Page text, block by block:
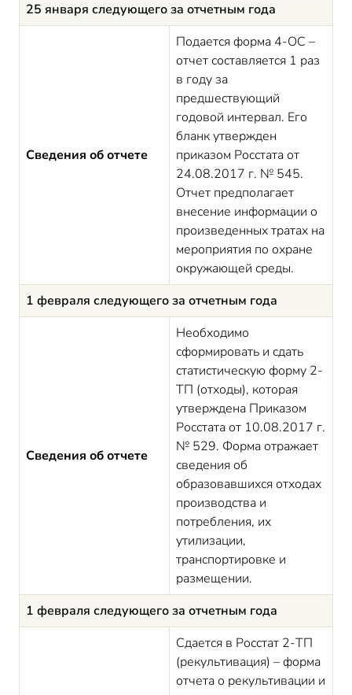
25 января следующего за отчетным года
Сведения об отчете
Подается форма 4-ОС –
отчет составляется 1 раз
в году за
предшествующий
годовой интервал. Его
бланк утвержден
приказом Росстата от
24.08.2017 г. № 545.
Отчет предполагает
внесение информации о
произведенных тратах на
мероприятия по охране
окружающей среды.
1 февраля следующего за отчетным года
Сведения об отчете
Необходимо
сформировать и сдать
статистическую форму 2-
ТП (отходы), которая
утверждена Приказом
Росстата от 10.08.2017 г.
№ 529. Форма отражает
сведения об
образовавшихся отходах
производства и
потребления, их
утилизации,
транспортировке и
размещении.
1 февраля следующего за отчетным года
Сдается в Росстат 2-ТП
(рекультивация) – форма
отчета о рекультивации и